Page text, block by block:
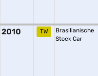
2010 TW
Brasilianische
Stock Car